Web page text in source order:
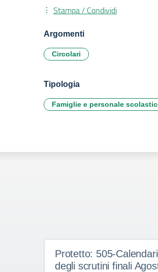
Stampa / Condividi
Argomenti
Circolari
Tipologia
Famiglie e personale
Protetto: 505-
degli scrutini finali